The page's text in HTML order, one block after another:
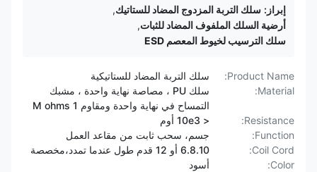
إبراز: سلك التربة المزدوج المضاد للستاتيك,
أرضية السلك الملفوف المضاد للثبات,
سلك الترسيب لخيوط المعصم ESD
Product Name:
سلك التربة المضاد للستاتيكية
Material:
سلك PU ، مصاصة نهاية واحدة ، مشبك
التمساح في نهاية واحدة ومقاوم 1 M ohms
Resistance:
< 10e3 أوم
Function:
جسم، سحب ثابت من مقاعد العمل
Coil Cord:
6.8.10 أو 12 قدم طول عندما تمدد،مخصصة
Color:
أسود